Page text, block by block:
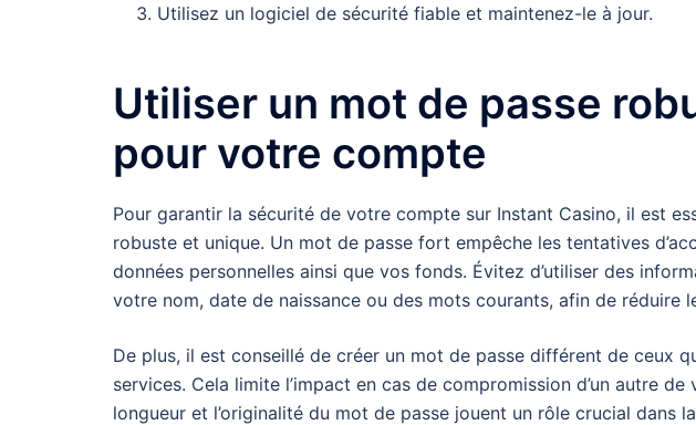
Utilisez un logiciel de sécurité fiable et maintenez-le à jour.
Utiliser un mot de passe
pour votre compte
Pour garantir la sécurité de votre compte sur Instant Casino, il est
robuste et unique. Un mot de passe fort empêche les tentatives
données personnelles ainsi que vos fonds. Évitez d’utiliser des
votre nom, date de naissance ou des mots courants, afin de réduire
De plus, il est conseillé de créer un mot de passe différent de ceux
services. Cela limite l’impact en cas de compromission d’un autre
longueur et l’originalité du mot de passe jouent un rôle crucial dans